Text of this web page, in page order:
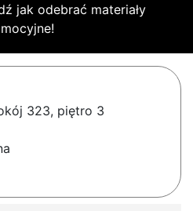
jak odebrać materiały
323, piętro 3